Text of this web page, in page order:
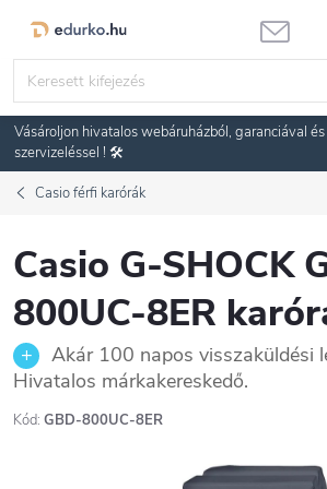
Vásároljon hivatalos webáruházból, garanciával
szervizeléssel ! 🛠️
Casio férfi karórák
Casio G-SHOCK
800UC-8ER
Akár 100 napos visszaküldési
Hivatalos márkakereskedő.
Kód: GBD-800UC-8ER